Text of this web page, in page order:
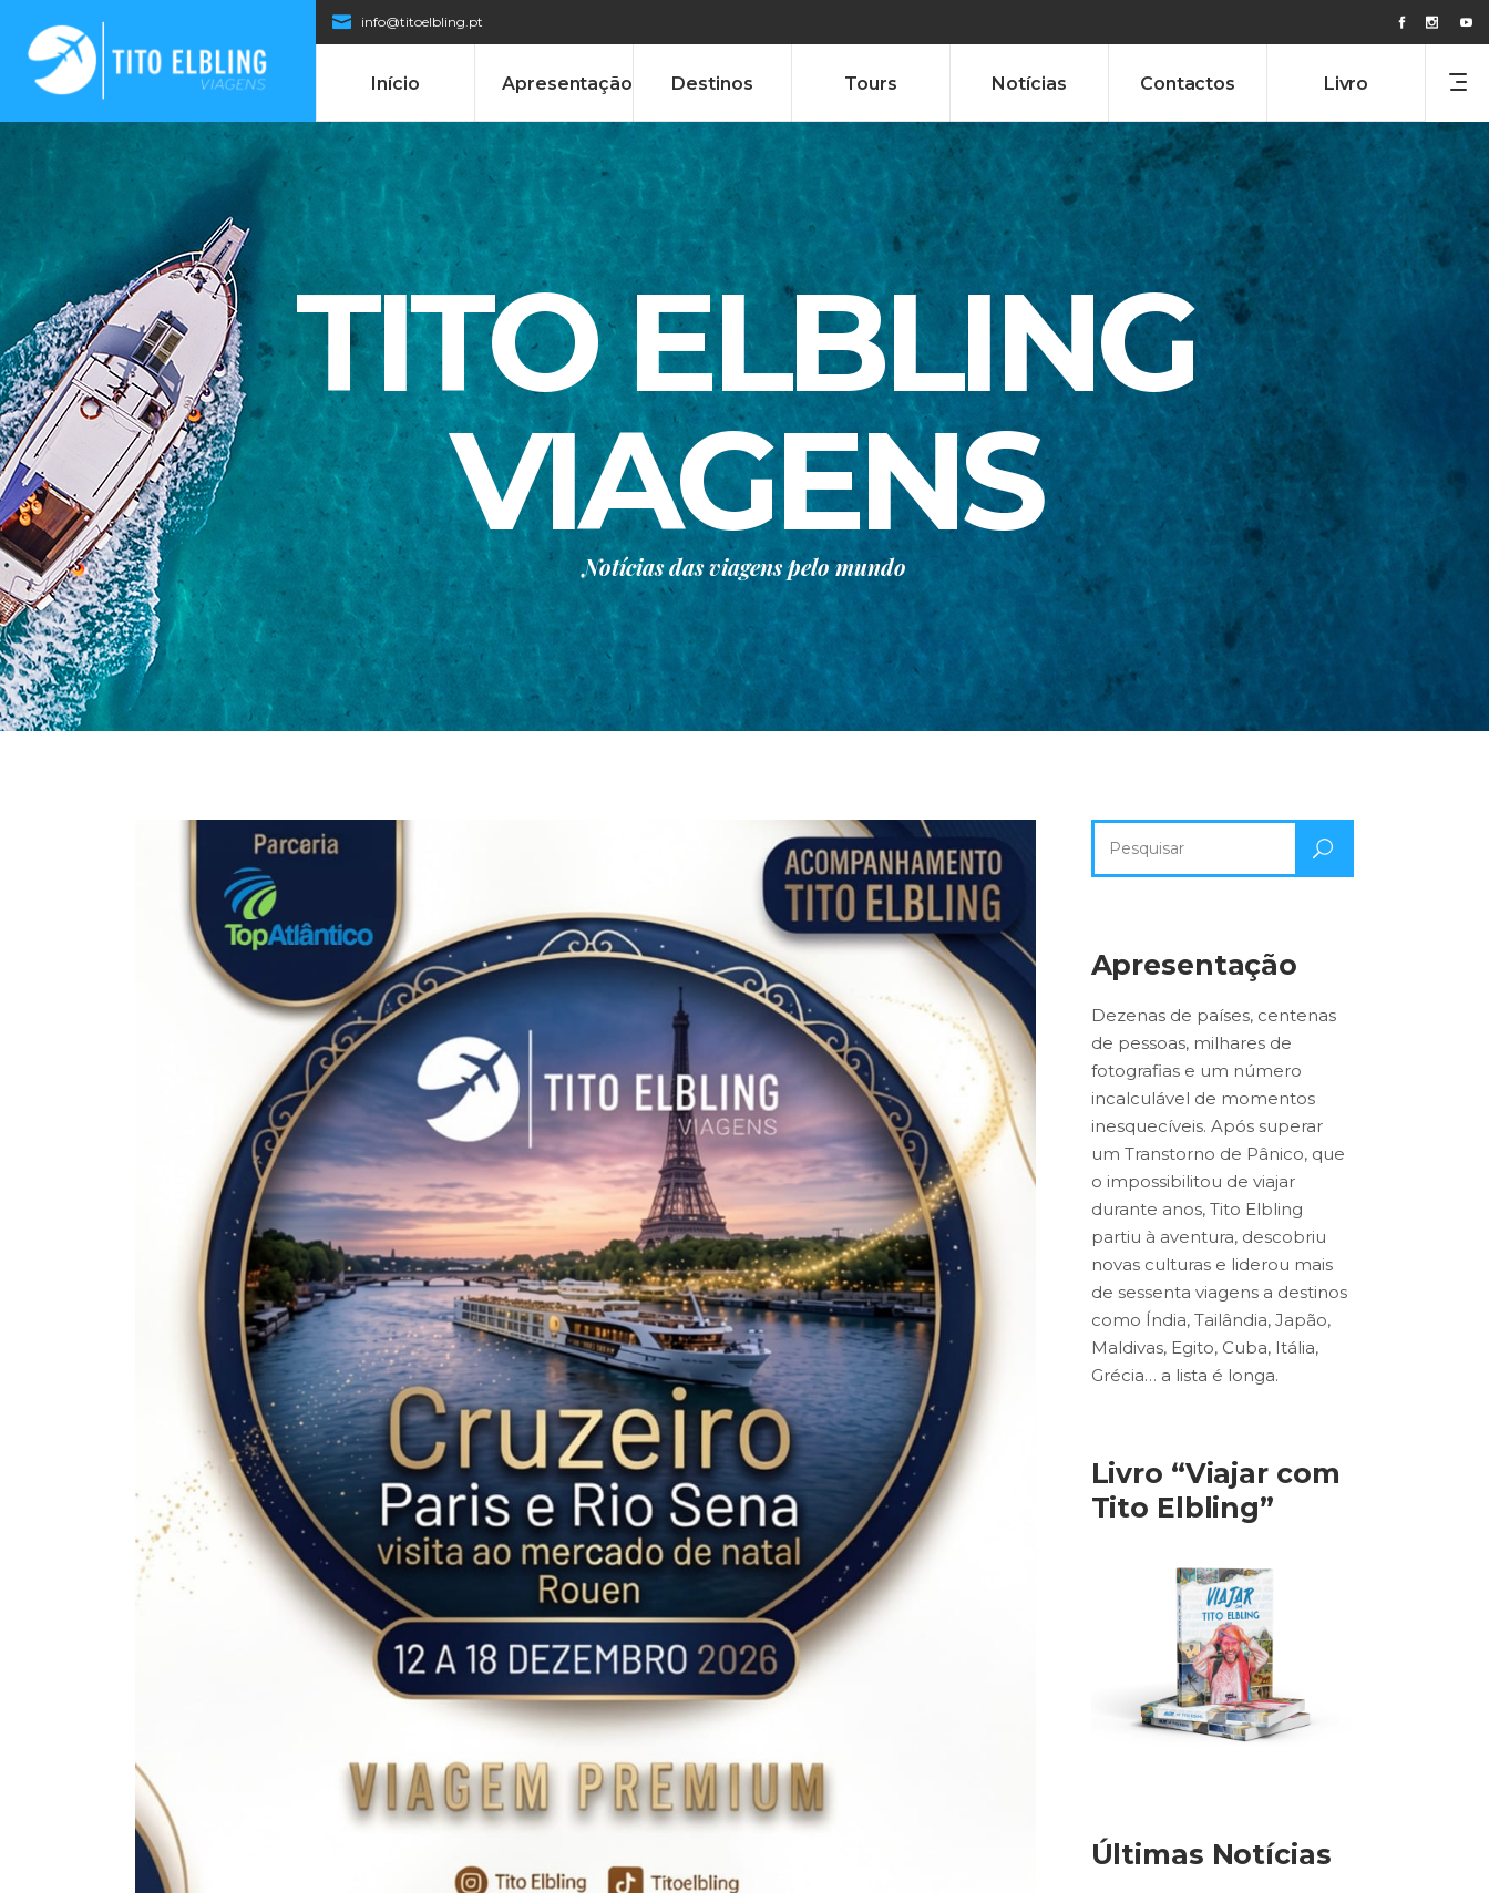
info@titoelbling.pt
Início Apresentação Destinos Tours Notícias Contactos Livro
TITO ELBLING
VIAGENS
Notícias das viagens pelo mundo
por:
Apresentação
Dezenas de países, centenas
de pessoas, milhares de
fotografias e um número
incalculável de momentos
inesquecíveis. Após superar
um Transtorno de Pânico, que
o impossibilitou de viajar
durante anos, Tito Elbling
partiu à aventura, descobriu
novas culturas e liderou mais
de sessenta viagens a destinos
como Índia, Tailândia, Japão,
Maldivas, Egito, Cuba, Itália,
Grécia… a lista é longa.
Livro “Viajar com
Tito Elbling”
Últimas Notícias